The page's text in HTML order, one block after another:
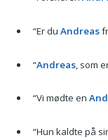
“Er du Andreas
“Andreas, som
“Vi mødte en
“Hun kaldte på